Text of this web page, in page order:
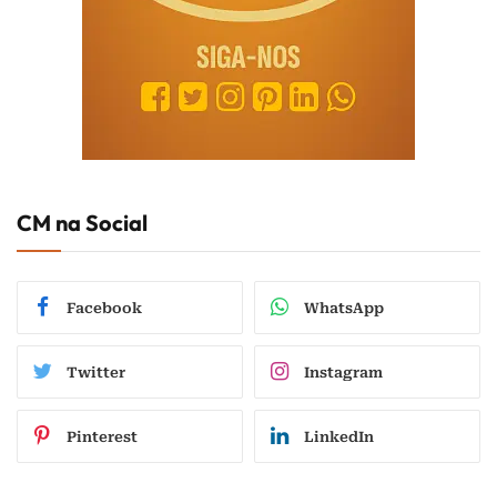
CM na Social
Facebook WhatsApp
Twitter Instagram
Pinterest LinkedIn